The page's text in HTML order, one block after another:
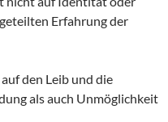
Erfahrung der
den Leib und die
als auch Unmöglichkeit